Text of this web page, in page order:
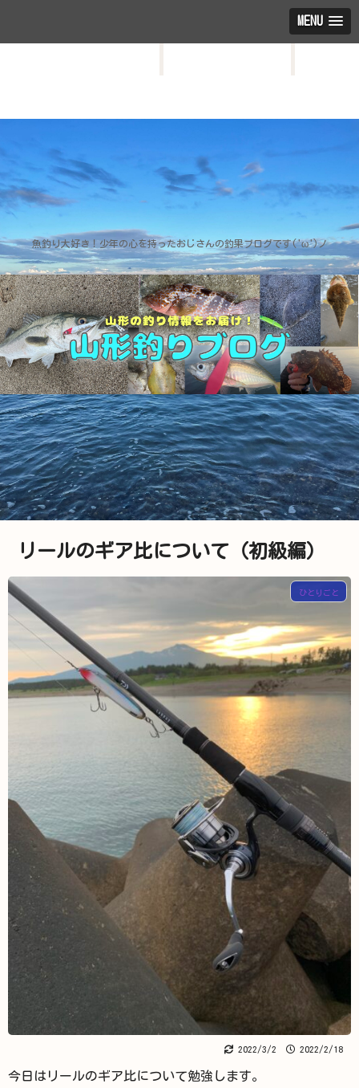
MENU
魚釣り大好き！少年の心を持ったおじさんの釣果ブログです('ω')ノ
リールのギア比について（初級編）
ひとりごと
2022/3/2 2022/2/18
今日はリールのギア比について勉強します。